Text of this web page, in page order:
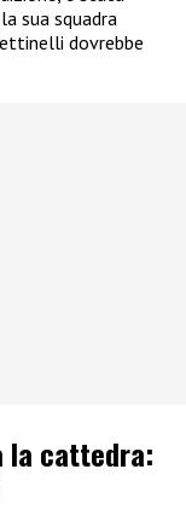
sua squadra
dovrebbe
la cattedra: